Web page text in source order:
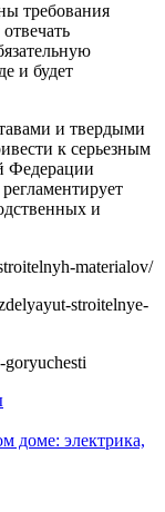
требования
и будет
и твердыми
к серьезным
Федерации
и
materialov/
stroitelnye-
доме: электрика,